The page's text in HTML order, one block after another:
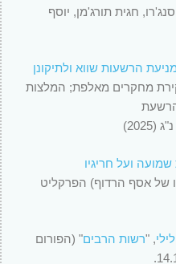
חגית תורג'מן, יוסף
הרשעות שווא ולתיקונן
מחקרים מאלפת; המלצות
הרשעת
נ"ג (2025)
ועל חריגיו
של אסף הרדוף) הפרקליט
, "רשות הרבים" (הפורום